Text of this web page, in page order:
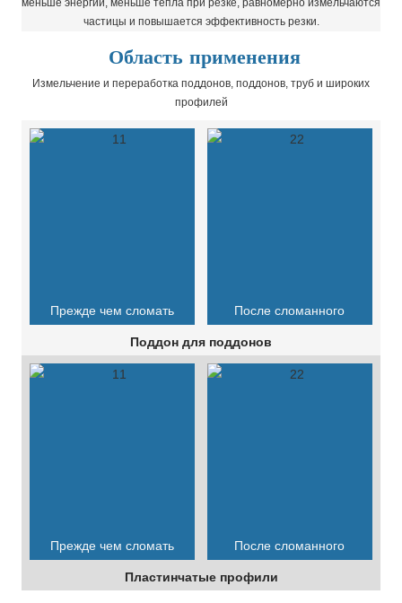
частицы и повышается эффективность резки.
Область применения
Измельчение и переработка поддонов, поддонов, труб и широких
профилей
Прежде чем сломать После сломанного
Поддон для поддонов
Прежде чем сломать После сломанного
Пластинчатые профили